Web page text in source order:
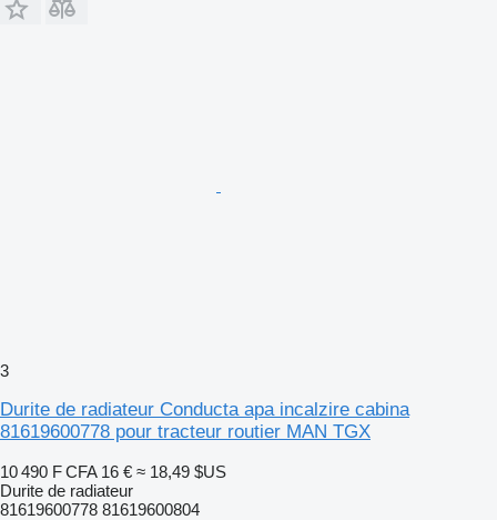
3
Durite de radiateur Conducta apa incalzire cabina
81619600778 pour tracteur routier MAN TGX
10 490 F CFA 16 € ≈ 18,49 $US
Durite de radiateur
81619600778 81619600804